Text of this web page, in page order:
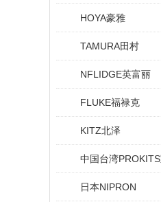
HOYA豪雅
TAMURA田村
NFLIDGE英富丽
FLUKE福禄克
KITZ北泽
中国台湾
日本NIPRON